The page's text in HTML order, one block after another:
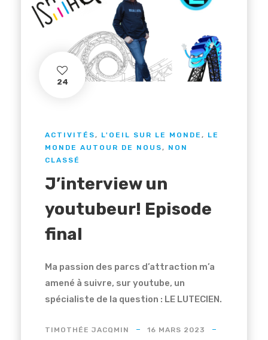
24
ACTIVITÉS , L'OEIL SUR LE MONDE , LE
MONDE AUTOUR DE NOUS , NON
CLASSÉ
J’interview un
youtubeur! Episode
final
Ma passion des parcs d’attraction m’a
amené à suivre, sur youtube, un
spécialiste de la question : LE LUTECIEN.
TIMOTHÉE JACQMIN
16 MARS 2023